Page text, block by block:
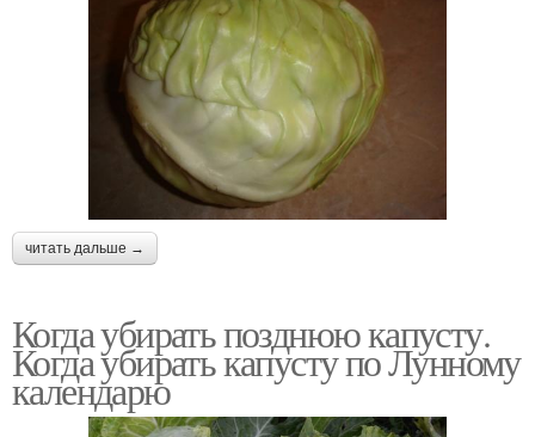
читать дальше →
Когда убирать позднюю капусту.
Когда убирать капусту по Лунному
календарю